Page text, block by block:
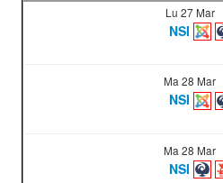
Lu 27 Mar
NSI
Ma 28 Mar
NSI
Ma 28 Mar
NSI